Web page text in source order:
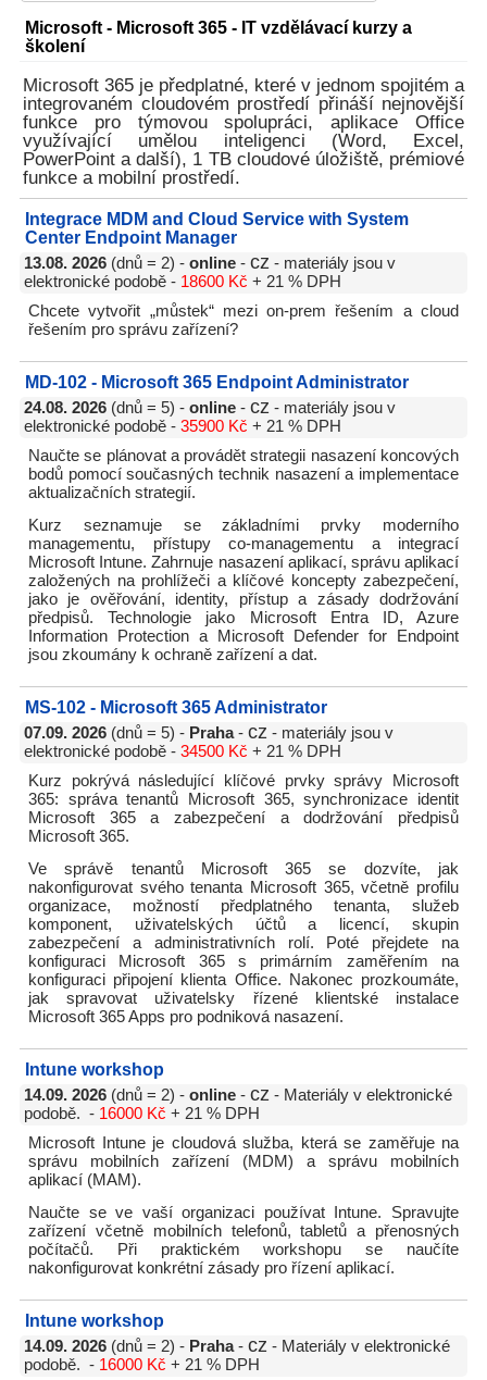
Microsoft - Microsoft 365 - IT vzdělávací kurzy a
školení
Microsoft 365 je předplatné, které v jednom spojitém a
integrovaném cloudovém prostředí přináší nejnovější
funkce pro týmovou spolupráci, aplikace Office
využívající umělou inteligenci (Word, Excel,
PowerPoint a další), 1 TB cloudové úložiště, prémiové
funkce a mobilní prostředí.
Integrace MDM and Cloud Service with System
Center Endpoint Manager
13.08. 2026 (dnů = 2) - online - cz - materiály jsou v
elektronické podobě - 18600 Kč + 21 % DPH
Chcete vytvořit „můstek“ mezi on-prem řešením a cloud
řešením pro správu zařízení?
MD-102 - Microsoft 365 Endpoint Administrator
24.08. 2026 (dnů = 5) - online - cz - materiály jsou v
elektronické podobě - 35900 Kč + 21 % DPH
Naučte se plánovat a provádět strategii nasazení koncových
bodů pomocí současných technik nasazení a implementace
aktualizačních strategií.
Kurz seznamuje se základními prvky moderního
managementu, přístupy co-managementu a integrací
Microsoft Intune. Zahrnuje nasazení aplikací, správu aplikací
založených na prohlížeči a klíčové koncepty zabezpečení,
jako je ověřování, identity, přístup a zásady dodržování
předpisů. Technologie jako Microsoft Entra ID, Azure
Information Protection a Microsoft Defender for Endpoint
jsou zkoumány k ochraně zařízení a dat.
MS-102 - Microsoft 365 Administrator
07.09. 2026 (dnů = 5) - Praha- cz - materiály jsou v
elektronické podobě - 34500 Kč + 21 % DPH
Kurz pokrývá následující klíčové prvky správy Microsoft
365: správa tenantů Microsoft 365, synchronizace identit
Microsoft 365 a zabezpečení a dodržování předpisů
Microsoft 365.
Ve správě tenantů Microsoft 365 se dozvíte, jak
nakonfigurovat svého tenanta Microsoft 365, včetně profilu
organizace, možností předplatného tenanta, služeb
komponent, uživatelských účtů a licencí, skupin
zabezpečení a administrativních rolí. Poté přejdete na
konfiguraci Microsoft 365 s primárním zaměřením na
konfiguraci připojení klienta Office. Nakonec prozkoumáte,
jak spravovat uživatelsky řízené klientské instalace
Microsoft 365 Apps pro podniková nasazení.
Intune workshop
14.09. 2026 (dnů = 2) - online - cz - Materiály v elektronické
podobě. - 16000 Kč + 21 % DPH
Microsoft Intune je cloudová služba, která se zaměřuje na
správu mobilních zařízení (MDM) a správu mobilních
aplikací (MAM).
Naučte se ve vaší organizaci používat Intune. Spravujte
zařízení včetně mobilních telefonů, tabletů a přenosných
počítačů. Při praktickém workshopu se naučíte
nakonfigurovat konkrétní zásady pro řízení aplikací.
Intune workshop
14.09. 2026 (dnů = 2) - Praha- cz - Materiály v elektronické
podobě. - 16000 Kč + 21 % DPH